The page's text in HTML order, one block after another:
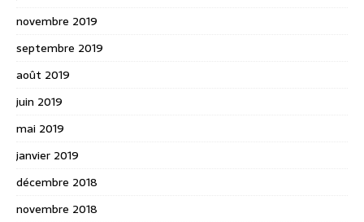
novembre 2019
septembre 2019
août 2019
juin 2019
mai 2019
janvier 2019
décembre 2018
novembre 2018